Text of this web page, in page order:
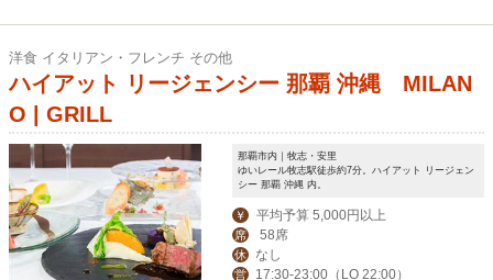
洋食 イタリアン・フレンチ その他
ハイアット リージェンシー 那覇 沖縄 MILAN
O | GRILL
那覇市内｜牧志・安里
ゆいレール牧志駅徒歩約7分。ハイアット リージェン
シー 那覇 沖縄 内。
￥ 平均予算 5,000円以上
席 58席
休 なし
営 17:30-23:00（LO 22:00）